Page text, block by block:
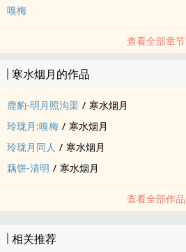
嗅梅
查看全部章节
寒水烟月的作品
鹿豹-明月照沟渠 / 寒水烟月
玲珑月:嗅梅 / 寒水烟月
玲珑月同人 / 寒水烟月
藕饼-清明 / 寒水烟月
查看全部作品
相关推荐